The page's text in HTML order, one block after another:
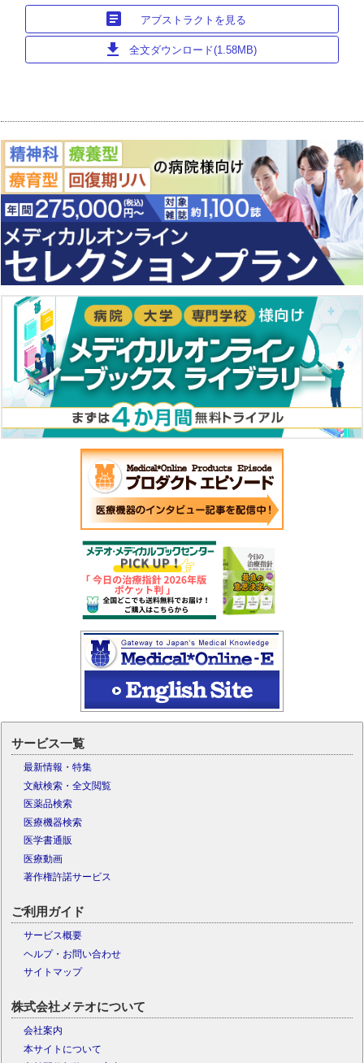
article アブストラクトを見る
download 全文ダウンロード(1.58MB)
サービス一覧
最新情報・特集
文献検索・全文閲覧
医薬品検索
医療機器検索
医学書通販
医療動画
著作権許諾サービス
ご利用ガイド
サービス概要
ヘルプ・お問い合わせ
サイトマップ
株式会社メテオについて
会社案内
本サイトについて